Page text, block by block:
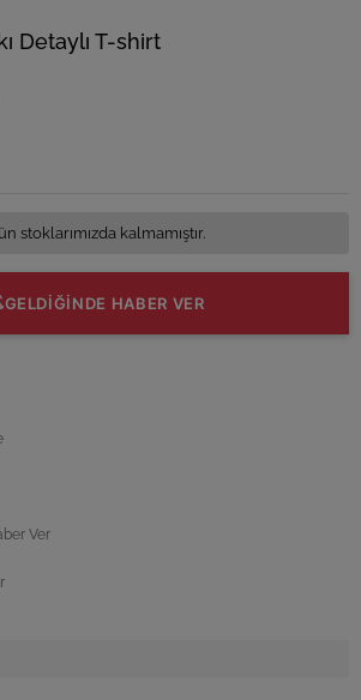
Detaylı T-shirt
stoklarımızda kalmamıştır.
GELDİĞİNDE HABER VER
Ver